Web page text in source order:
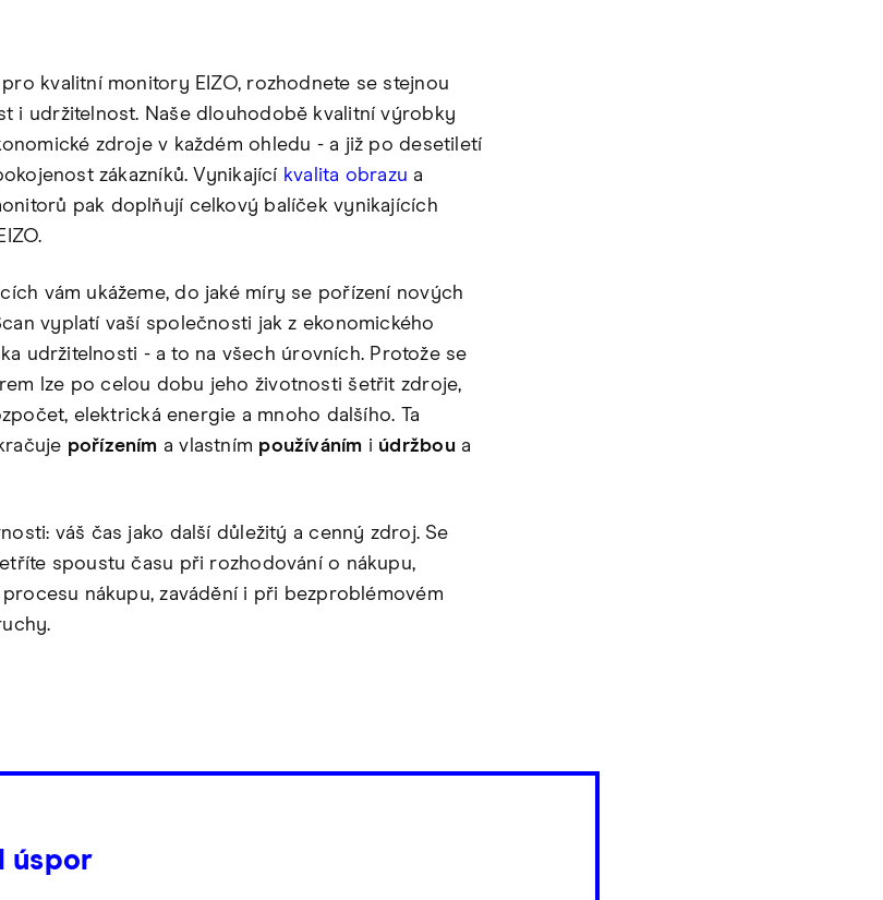
kvalitní monitory EIZO, rozhodnete se stejnou
i udržitelnost. Naše dlouhodobě kvalitní výrobky
zdroje v každém ohledu - a již po desetiletí
zákazníků. Vynikající kvalita obrazu a
pak doplňují celkový balíček vynikajících
vám ukážeme, do jaké míry se pořízení nových
vyplatí vaší společnosti jak z ekonomického
udržitelnosti - a to na všech úrovních. Protože se
lze po celou dobu jeho životnosti šetřit zdroje,
elektrická energie a mnoho dalšího. Ta
pořízením a vlastním používáním i údržboua
váš čas jako další důležitý a cenný zdroj. Se
spoustu času při rozhodování o nákupu,
nákupu, zavádění i při bezproblémovém
úspor